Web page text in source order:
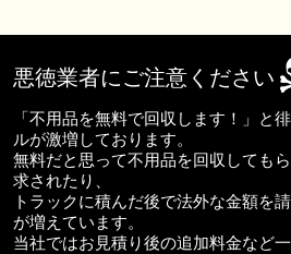
悪徳業者にご注意ください
「不用品を無料で回収します！」と
ルが激増しております。
無料だと思って不用品を回収しても
求されたり、
トラックに積んだ後で法外な金額を
が増えています。
当社ではお見積り後の追加料金など一